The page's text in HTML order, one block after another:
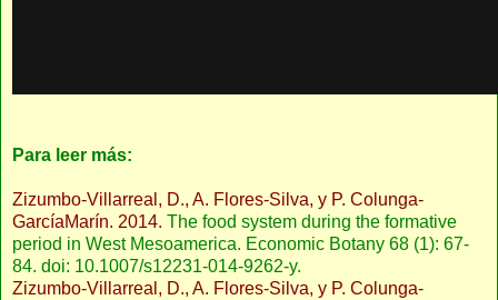
Para leer más:
Zizumbo-Villarreal, D., A. Flores-Silva, y P. Colunga-
GarcíaMarín. 2014. The food system during the formative
period in West Mesoamerica. Economic Botany 68 (1): 67-
84. doi: 10.1007/s12231-014-9262-y.
Zizumbo-Villarreal, D., A. Flores-Silva, y P. Colunga-